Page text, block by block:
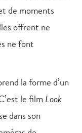
de moments
offrent ne
ne font
la forme d’un
le filmLook
dans son